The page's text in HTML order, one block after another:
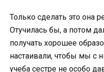
Только сделать это она
Отучилась бы, а потом
получать хорошее
настаивали, чтобы мы с
учеба сестре не особо